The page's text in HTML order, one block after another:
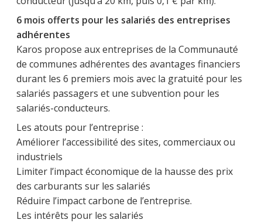
6 mois offerts pour les salariés des entreprises
adhérentes
Karos propose aux entreprises de la Communauté
de communes adhérentes des avantages financiers
durant les 6 premiers mois avec la gratuité pour les
salariés passagers et une subvention pour les
salariés-conducteurs.
Les atouts pour l’entreprise :
Améliorer l’accessibilité des sites, commerciaux ou
industriels
Limiter l’impact économique de la hausse des prix
des carburants sur les salariés
Réduire l’impact carbone de l’entreprise.
Les intérêts pour les salariés